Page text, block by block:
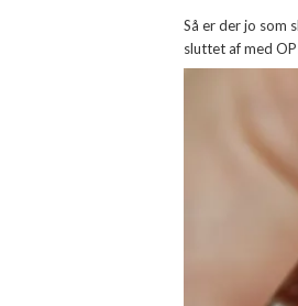
Så er der jo som
sluttet af med